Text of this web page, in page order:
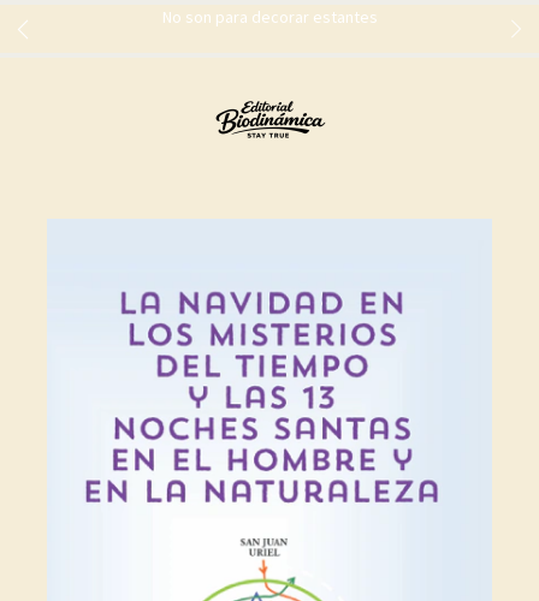
No son para decorar estantes